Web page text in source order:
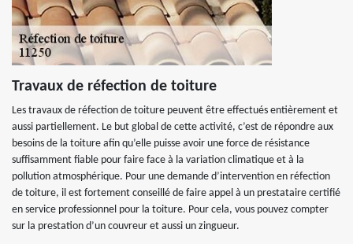
Travaux de réfection de toiture
Les travaux de réfection de toiture peuvent être effectués entièrement et
aussi partiellement. Le but global de cette activité, c’est de répondre aux
besoins de la toiture afin qu’elle puisse avoir une force de résistance
suffisamment fiable pour faire face à la variation climatique et à la
pollution atmosphérique. Pour une demande d’intervention en réfection
de toiture, il est fortement conseillé de faire appel à un prestataire certifié
en service professionnel pour la toiture. Pour cela, vous pouvez compter
sur la prestation d’un couvreur et aussi un zingueur.